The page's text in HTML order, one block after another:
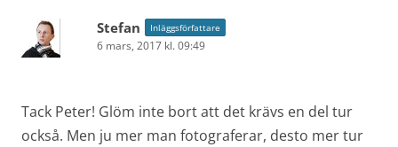
Stefan Inläggsförfattare
6 mars, 2017 kl. 09:49
Tack Peter! Glöm inte bort att det krävs en del tur
också. Men ju mer man fotograferar, desto mer tur